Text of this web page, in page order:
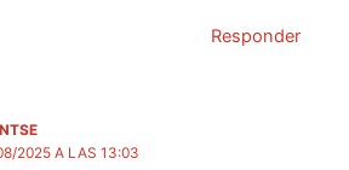
Responder
2025 A LAS 13:03